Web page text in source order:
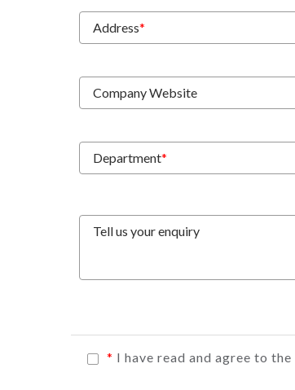
Address*
Company Website
Department*
Tell us your enquiry
* I have read and agree to the